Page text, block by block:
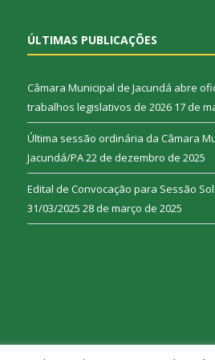
ÚLTIMAS PUBLICAÇÕES
Câmara Municipal de Jacundá abre
trabalhos legislativos de 2026 17 de
Última sessão ordinária da Câmara
Jacundá/PA22 de dezembro de 2025
Edital de Convocação para Sessão
31/03/2025 28 de março de 2025